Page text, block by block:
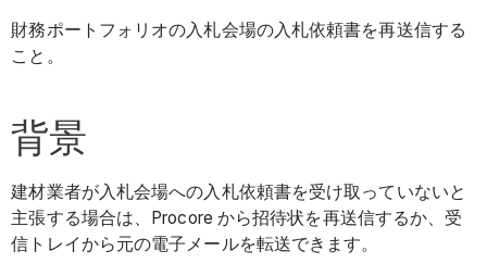
財務ポートフォリオの入札会場の入札依頼書を再送信する
こと。
背景
建材業者が入札会場への入札依頼書を受け取っていないと
主張する場合は、Procore から招待状を再送信するか、受
信トレイから元の電子メールを転送できます。